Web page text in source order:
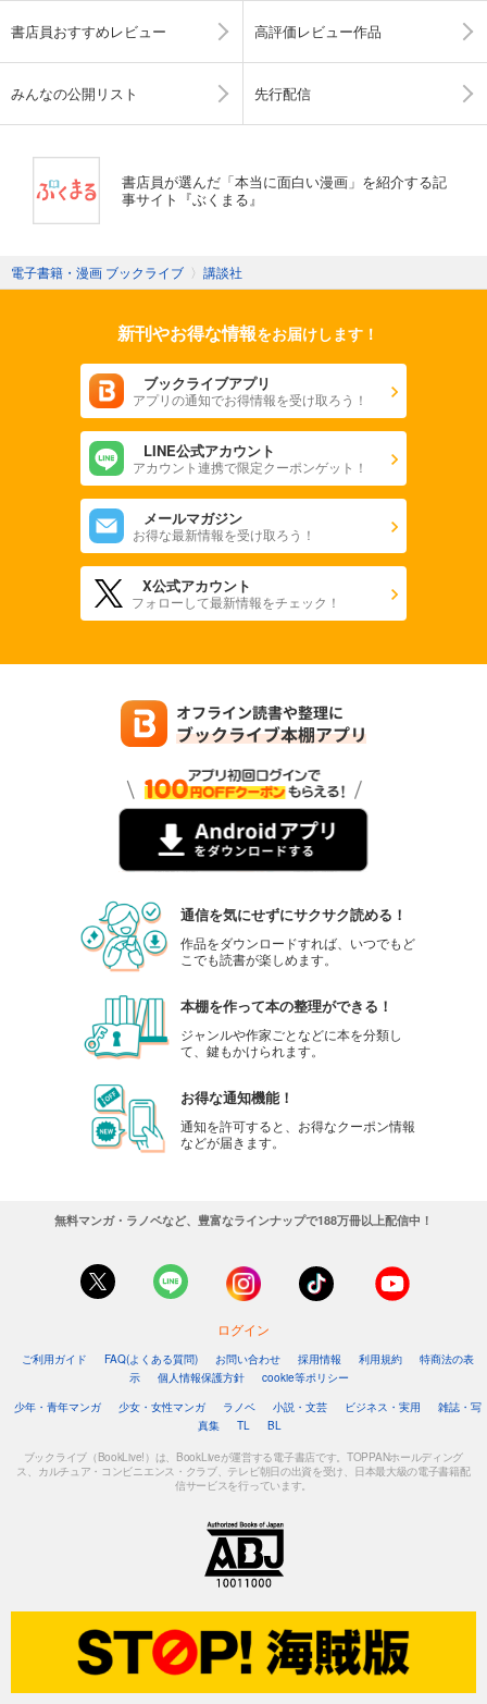
書店員おすすめレビュー 高評価レビュー作品
みんなの公開リスト 先行配信
書店員が選んだ「本当に面白い漫画」を紹介する記
事サイト『ぶくまる』
電子書籍・漫画 ブックライブ 〉 講談社
新刊やお得な情報をお届けします！
ブックライブアプリ
アプリの通知でお得情報を受け取ろう！
LINE公式アカウント
アカウント連携で限定クーポンゲット！
メールマガジン
お得な最新情報を受け取ろう！
X公式アカウント
フォローして最新情報をチェック！
通信を気にせずにサクサク読める！
作品をダウンロードすれば、いつでもど
こでも読書が楽しめます。
本棚を作って本の整理ができる！
ジャンルや作家ごとなどに本を分類し
て、鍵もかけられます。
お得な通知機能！
通知を許可すると、お得なクーポン情報
などが届きます。
無料マンガ・ラノベなど、豊富なラインナップで188万冊以上配信中！
ログイン
ご利用ガイド FAQ(よくある質問) お問い合わせ 採用情報 利用規約
特商法の表
示
個人情報保護方針
cookie等ポリシー
少年・青年マンガ
少女・女性マンガ ラノベ 小説・文芸 ビジネス・実用
雑誌・写
真集
TL BL
ブックライブ（BookLive!）は、BookLiveが運営する電子書店です。TOPPANホールディング
ス、カルチュア・コンビニエンス・クラブ、テレビ朝日の出資を受け、日本最大級の電子書籍配
信サービスを行っています。